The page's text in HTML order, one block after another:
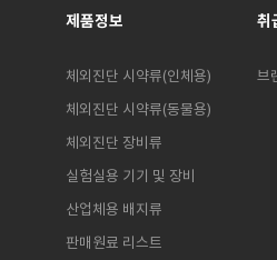
제품정보
체외진단 시약류(인체용)
체외진단 시약류(동물용)
체외진단 장비류
실험실용 기기 및 장비
산업체용 배지류
판매원료 리스트
취
브